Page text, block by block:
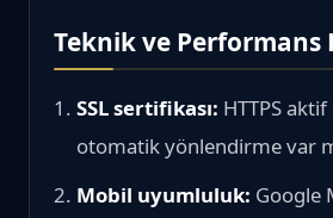
Teknik ve
SSL sertifikası: HTTPS
otomatik yönlendirme var
Mobil uyumluluk: Google